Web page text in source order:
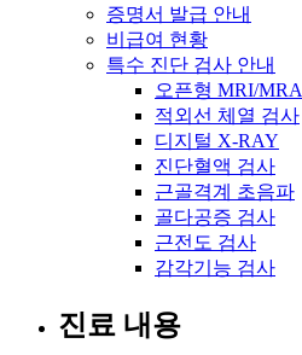
증명서 발급 안내
비급여 현황
특수 진단 검사 안내
오픈형 MRI/MRA
적외선 체열 검사
디지털 X-RAY
진단혈액 검사
근골격계 초음파
골다공증 검사
근전도 검사
감각기능 검사
진료 내용